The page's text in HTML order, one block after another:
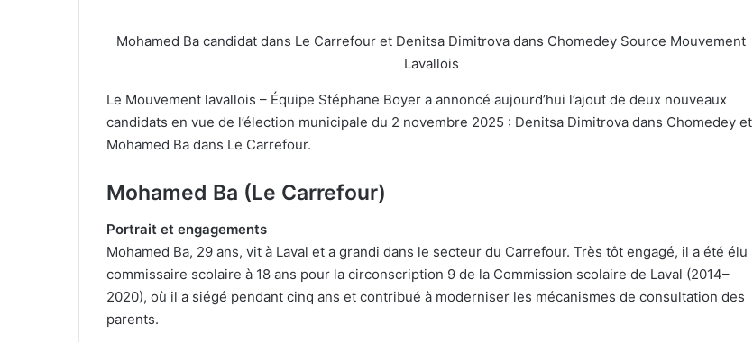
Mohamed Ba candidat dans Le Carrefour et Denitsa Dimitrova dans Chomedey Source Mouvement
Lavallois
Le Mouvement lavallois – Équipe Stéphane Boyer a annoncé aujourd’hui l’ajout de deux nouveaux
candidats en vue de l’élection municipale du 2 novembre 2025 : Denitsa Dimitrova dans Chomedey et
Mohamed Ba dans Le Carrefour.
Mohamed Ba (Le Carrefour)
Portrait et engagements
Mohamed Ba, 29 ans, vit à Laval et a grandi dans le secteur du Carrefour. Très tôt engagé, il a été élu
commissaire scolaire à 18 ans pour la circonscription 9 de la Commission scolaire de Laval (2014–
2020), où il a siégé pendant cinq ans et contribué à moderniser les mécanismes de consultation des
parents.